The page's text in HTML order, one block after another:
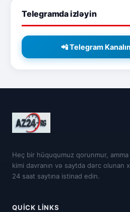
Telegramda izləyin
📲 Telegram
Heç bir hüququmuz qorunmur,
kimi davranın və saytda dərc olunan
24 saat saytına istinad edin.
QUICK LINKS